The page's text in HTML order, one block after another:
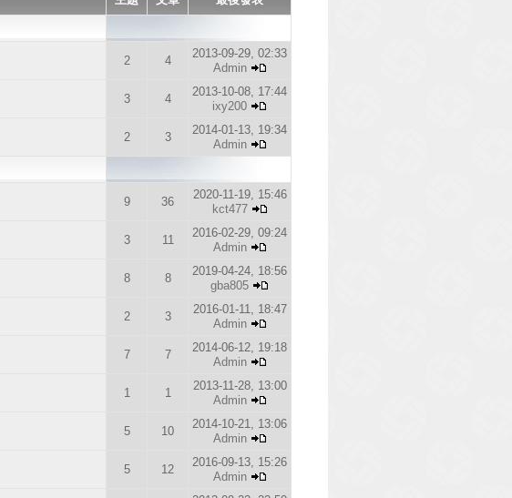
2 4
2013-09-29, 02:33
Admin
3 4
2013-10-08, 17:44
ixy200
2 3
2014-01-13, 19:34
Admin
9 36
2020-11-19, 15:46
kct477
3 11
2016-02-29, 09:24
Admin
8 8
2019-04-24, 18:56
gba805
2 3
2016-01-11, 18:47
Admin
7 7
2014-06-12, 19:18
Admin
1 1
2013-11-28, 13:00
Admin
5 10
2014-10-21, 13:06
Admin
5 12
2016-09-13, 15:26
Admin